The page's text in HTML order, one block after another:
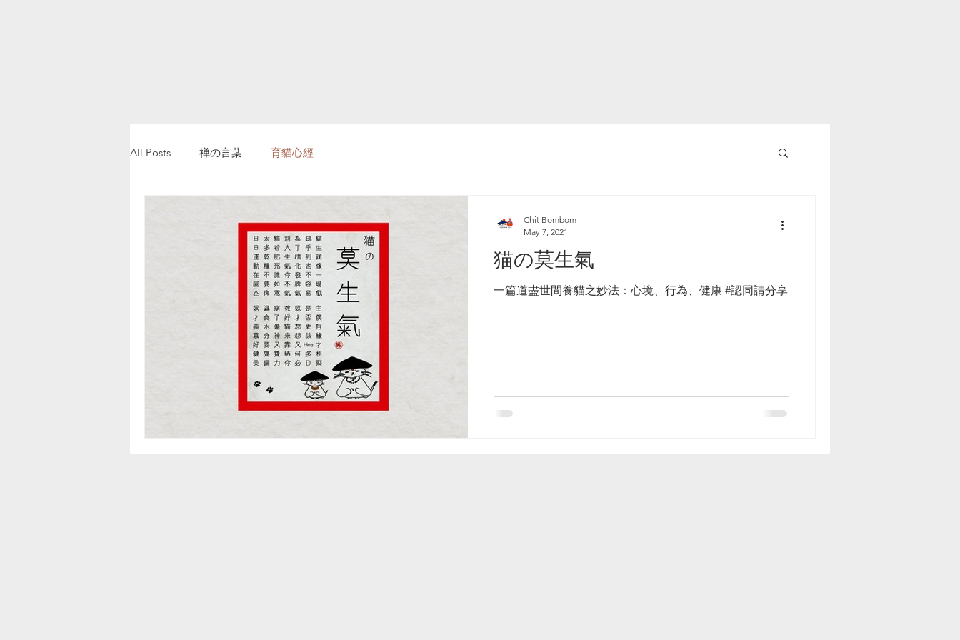
All Posts 禅の言葉 育貓心經
猫の莫生氣
一篇道盡世間養貓之妙法：心境、行為、健康 #認同請分享
Chit Bombom
May 7, 2021